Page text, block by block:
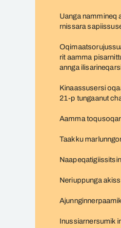
Uanga nammineq
rnissara
rit aamma
annga
Kinaassusersi
21-p tungaanut
Aamma
Taakku
Neriuppunga
Inussiarnersumik